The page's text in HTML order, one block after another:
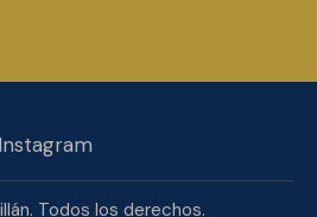
Instagram
Todos los derechos.